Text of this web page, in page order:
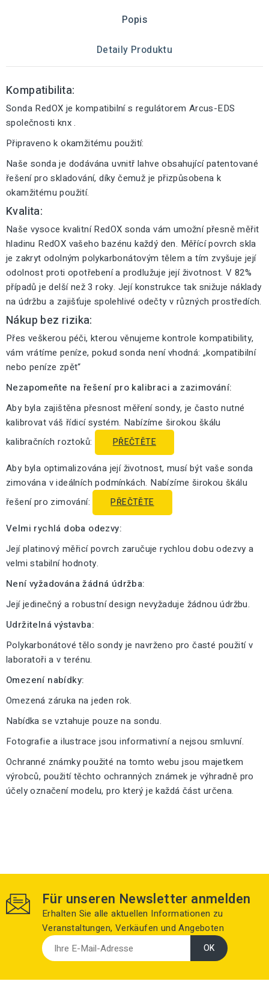
Popis
Detaily Produktu
Kompatibilita:
Sonda RedOX je kompatibilní s regulátorem Arcus-EDS
společnosti knx .
Připraveno k okamžitému použití:
Naše sonda je dodávána uvnitř lahve obsahující patentované
řešení pro skladování, díky čemuž je přizpůsobena k
okamžitému použití.
Kvalita:
Naše vysoce kvalitní RedOX sonda vám umožní přesně měřit
hladinu RedOX vašeho bazénu každý den. Měřící povrch skla
je zakryt odolným polykarbonátovým tělem a tím zvyšuje její
odolnost proti opotřebení a prodlužuje její životnost. V 82%
případů je delší než 3 roky. Její konstrukce tak snižuje náklady
na údržbu a zajišťuje spolehlivé odečty v různých prostředích.
Nákup bez rizika:
Přes veškerou péči, kterou věnujeme kontrole kompatibility,
vám vrátíme peníze, pokud sonda není vhodná: „kompatibilní
nebo peníze zpět“
Nezapomeňte na řešení pro kalibraci a zazimování:
Aby byla zajištěna přesnost měření sondy, je často nutné
kalibrovat váš řídicí systém. Nabízíme širokou škálu
kalibračních roztoků:
PŘEČTĚTE
Aby byla optimalizována její životnost, musí být vaše sonda
zimována v ideálních podmínkách. Nabízíme širokou škálu
řešení pro zimování:
PŘEČTĚTE
Velmi rychlá doba odezvy:
Její platinový měřicí povrch zaručuje rychlou dobu odezvy a
velmi stabilní hodnoty.
Není vyžadována žádná údržba:
Její jedinečný a robustní design nevyžaduje žádnou údržbu.
Udržitelná výstavba:
Polykarbonátové tělo sondy je navrženo pro časté použití v
laboratoři a v terénu.
Omezení nabídky:
Omezená záruka na jeden rok.
Nabídka se vztahuje pouze na sondu.
Fotografie a ilustrace jsou informativní a nejsou smluvní.
Ochranné známky použité na tomto webu jsou majetkem
výrobců, použití těchto ochranných známek je výhradně pro
účely označení modelu, pro který je každá část určena.
Für unseren Newsletter anmelden
Erhalten Sie alle aktuellen Informationen zu
Veranstaltungen, Verkäufen und Angeboten